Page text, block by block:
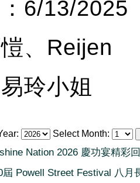
6/13/2025
、Reijen
玲小姐
Select Month:
Nation 2026 慶功宴精彩
屆 Powell Street Festival 八月